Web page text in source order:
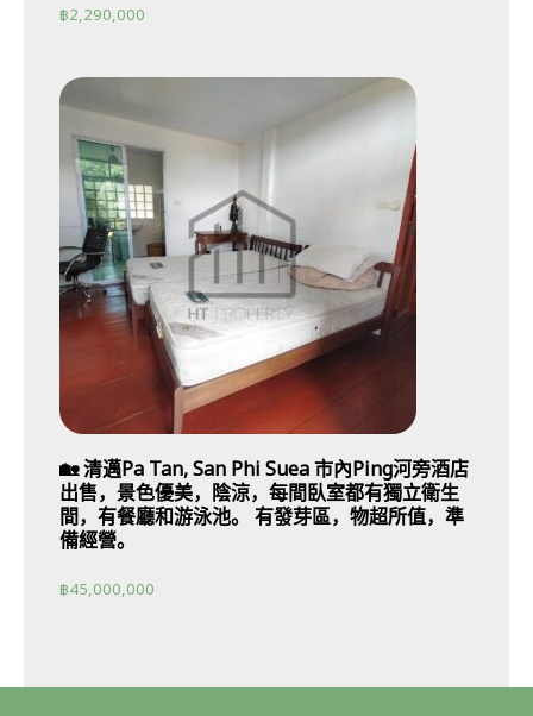
฿2,290,000
🏡 清邁Pa Tan, San Phi Suea 市內Ping河旁酒店
出售，景色優美，陰涼，每間臥室都有獨立衛生
間，有餐廳和游泳池。 有發芽區，物超所值，準
備經營。
฿45,000,000